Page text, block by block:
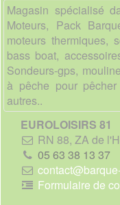
Magasin spécialisé
Moteurs, Pack
moteurs thermiques,
bass boat,
Sondeurs-gps,
à pêche pour
autres..
EUROLOISIRS 81
RN 88, ZA de
05 63 38 13 37
Formulaire de